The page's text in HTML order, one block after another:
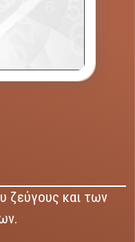
ζεύγους και των